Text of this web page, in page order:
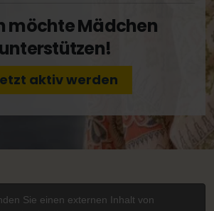
möchte Mädchen
unterstützen!
aktiv werden